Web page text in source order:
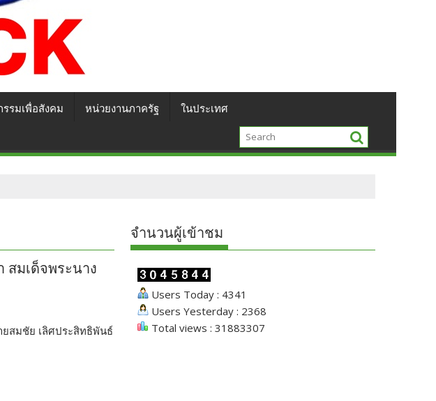
รรมเพื่อสังคม หน่วยงานภาครัฐ ในประเทศ
มเด็จพระนาง
ยสมชัย เลิศประสิทธิพันธ์
จำนวนผู้เข้าชม
Users Today : 4341
Users Yesterday : 2368
Total views : 31883307